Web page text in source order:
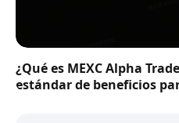
¿Qué es MEXC Alpha
estándar de beneficios